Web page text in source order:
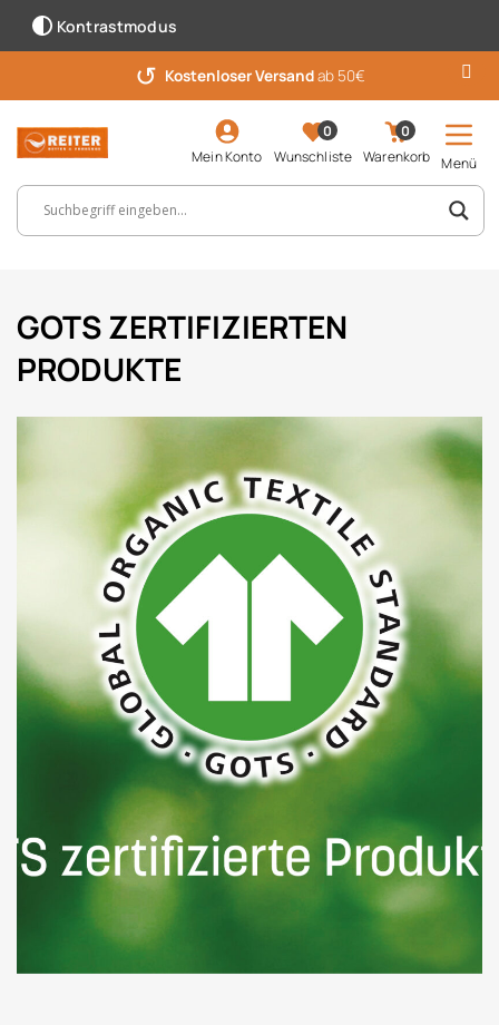
Kontrastmodus
↺ Kostenloser Versandab 50€
Mein Konto
0
Wunschliste
0
Warenkorb
Menü
Suchbegriff, Artikelnummer ...
GOTS ZERTIFIZIERTEN
PRODUKTE